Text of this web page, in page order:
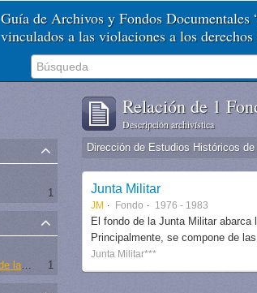
Guía de Archivos y Fondos Documentales
vinculados a las violaciones a los
1
Dirección de Estudios Históricos de la Fuerza Aérea
1
Relación de 1
Descripción archivística
Junta Militar
JM Fondo 1976 - 1983
El fondo de la Junta Militar
Principalmente, se compone de
Junta Militar***